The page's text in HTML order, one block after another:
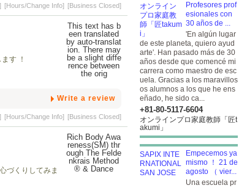
[Hours/Change Info] [Business Closed]
す ！
Write a review
[Hours/Change Info] [Business Closed]
づくりしてみま
Profesores prof
esionales con
30 años de ...
'En algún lugar
de este planeta, quiero ayud
arte'. Han pasado más de 30
años desde que comencé mi
carrera como maestro de esc
uela. Gracias a los maravillos
os alumnos a los que he ens
eñado, he sido ca...
+81-80-5117-6604
オンラインプロ家庭教師「匠t
akumi」
Empecemos ya
mismo ！ 21 de
agosto （ vier...
Una escuela pr